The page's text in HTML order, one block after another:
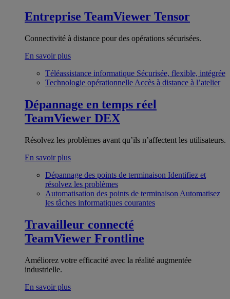
Entreprise TeamViewer Tensor
Connectivité à distance pour des opérations sécurisées.
En savoir plus
Téléassistance informatique Sécurisée, flexible, intégrée
Technologie opérationnelle Accès à distance à l’atelier
Dépannage en temps réel
TeamViewer DEX
Résolvez les problèmes avant qu’ils n’affectent les utilisateurs.
En savoir plus
Dépannage des points de terminaison Identifiez et
résolvez les problèmes
Automatisation des points de terminaison Automatisez
les tâches informatiques courantes
Travailleur connecté
TeamViewer Frontline
Améliorez votre efficacité avec la réalité augmentée
industrielle.
En savoir plus